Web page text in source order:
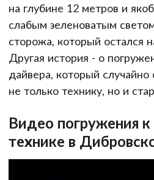
на глубине 12 метров и
слабым зеленоватым
сторожа, который остался
Другая история - о
дайвера, который
не только технику, но и
Видео погружения к
технике в